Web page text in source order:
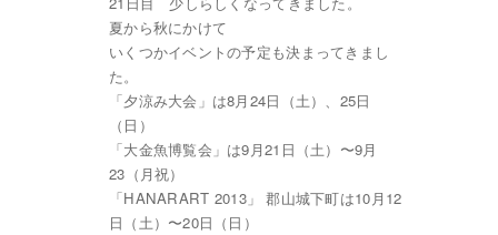
夏から秋にかけて
いくつかイベントの予定も決まってきまし
た。
「夕涼み大会」は8月24日（土）、25日
（日）
「大金魚博覧会」は9月21日（土）〜9月
23（月祝）
「HANARART 2013」 郡山城下町は10月12
日（土）〜20日（日）